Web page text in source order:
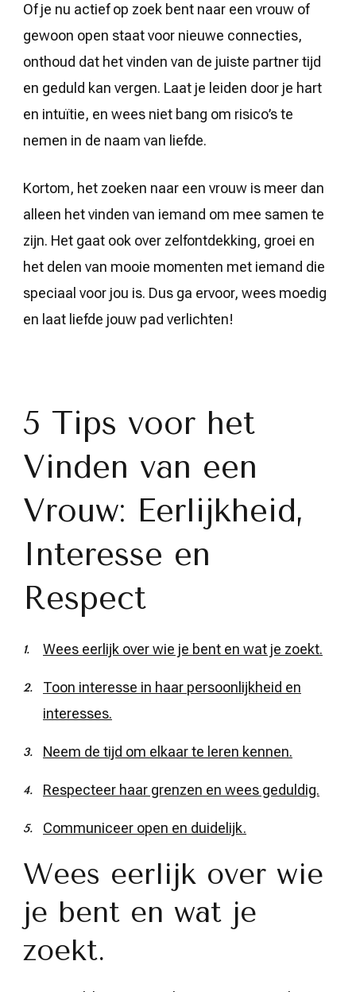
Of je nu actief op zoek bent naar een vrouw of
gewoon open staat voor nieuwe connecties,
onthoud dat het vinden van de juiste partner tijd
en geduld kan vergen. Laat je leiden door je hart
en intuïtie, en wees niet bang om risico’s te
nemen in de naam van liefde.
Kortom, het zoeken naar een vrouw is meer dan
alleen het vinden van iemand om mee samen te
zijn. Het gaat ook over zelfontdekking, groei en
het delen van mooie momenten met iemand die
speciaal voor jou is. Dus ga ervoor, wees moedig
en laat liefde jouw pad verlichten!
5 Tips voor het
Vinden van een
Vrouw: Eerlijkheid,
Interesse en
Respect
Wees eerlijk over wie je bent en wat je zoekt.
Toon interesse in haar persoonlijkheid en
interesses.
Neem de tijd om elkaar te leren kennen.
Respecteer haar grenzen en wees geduldig.
Communiceer open en duidelijk.
Wees eerlijk over wie
je bent en wat je
zoekt.